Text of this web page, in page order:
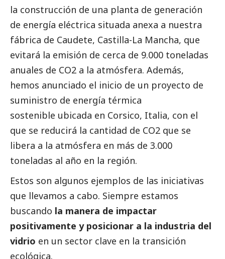
la construcción de una planta de generación
de energía eléctrica situada anexa a nuestra
fábrica de Caudete, Castilla-La Mancha, que
evitará la emisión de cerca de 9.000 toneladas
anuales de CO2 a la atmósfera. Además,
hemos anunciado el inicio de un proyecto de
suministro de energía térmica
sostenible ubicada en Corsico, Italia, con el
que se reducirá la cantidad de CO2 que se
libera a la atmósfera en más de 3.000
toneladas al año en la región.
Estos son algunos ejemplos de las iniciativas
que llevamos a cabo. Siempre estamos
buscando la manera de impactar
positivamente y posicionar a la industria del
vidrio en un sector clave en la transición
ecológica.